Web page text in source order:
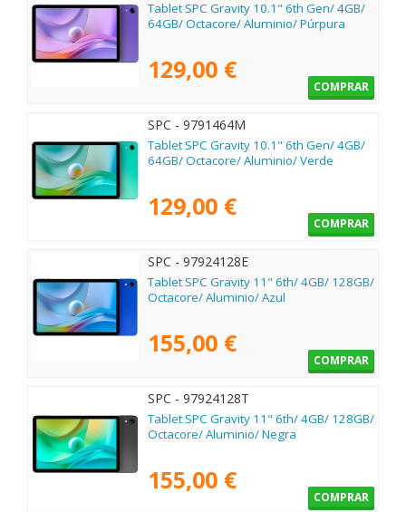
Tablet SPC Gravity 10.1" 6th Gen/ 4GB/
64GB/ Octacore/ Aluminio/ Púrpura
129,00 €
COMPRAR
SPC - 9791464M
Tablet SPC Gravity 10.1" 6th Gen/ 4GB/
64GB/ Octacore/ Aluminio/ Verde
129,00 €
COMPRAR
SPC - 97924128E
Tablet SPC Gravity 11" 6th/ 4GB/ 128GB/
Octacore/ Aluminio/ Azul
155,00 €
COMPRAR
SPC - 97924128T
Tablet SPC Gravity 11" 6th/ 4GB/ 128GB/
Octacore/ Aluminio/ Negra
155,00 €
COMPRAR